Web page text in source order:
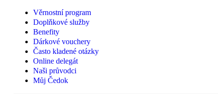
Věrnostní program
Doplňkové služby
Benefity
Dárkové vouchery
Často kladené otázky
Online delegát
Naši průvodci
Můj Čedok